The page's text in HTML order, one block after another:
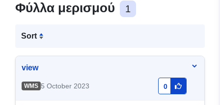
Φύλλα μερισμού 1
Sort
view
WMS 5 October 2023 0